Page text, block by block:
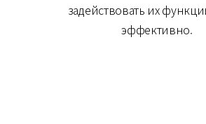
задействовать их
эффективно.